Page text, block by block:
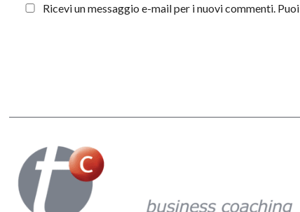
Ricevi un messaggio e-mail per i nuovi commenti. Puoi